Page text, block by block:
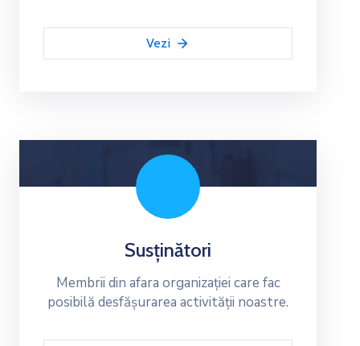
Vezi
Susținători
Membrii din afara organizației care fac
posibilă desfășurarea activității noastre.